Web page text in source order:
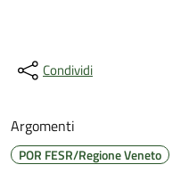
Condividi
Argomenti
POR FESR/Regione Veneto